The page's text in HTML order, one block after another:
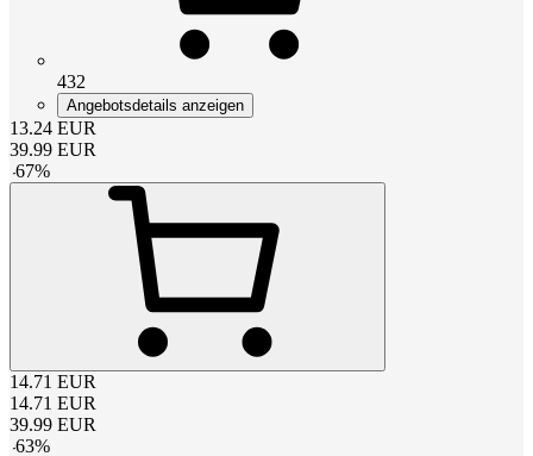
432
Angebotsdetails anzeigen
13.24 EUR
39.99 EUR
-67%
14.71 EUR
14.71 EUR
39.99 EUR
-63%